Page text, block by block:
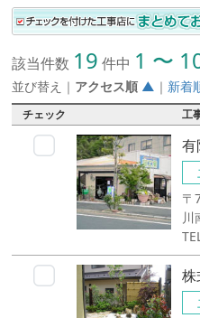
該当件数 19 件中 1 〜
並び替え ｜ アクセス順 ▲ ｜ 新着
チェック 工
〒
川